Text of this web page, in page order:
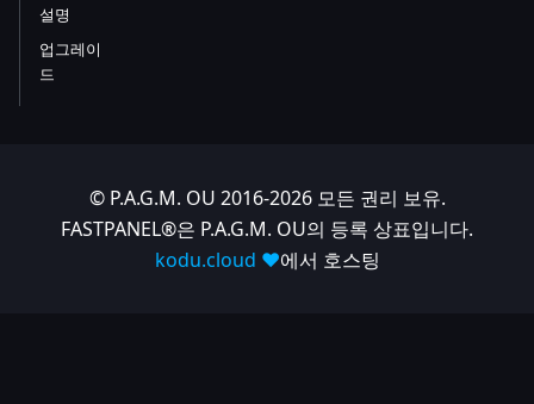
설명
업그레이
드
© P.A.G.M. OU 2016-2026 모든 권리 보유.
FASTPANEL®은 P.A.G.M. OU의 등록 상표입니다.
kodu.cloud ❤️에서 호스팅